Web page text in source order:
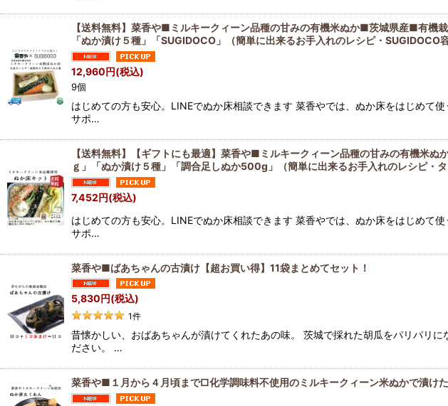
【送料無料】菜香や■ミルキークィーン品種の甘みの有機米ぬか■茨城県産■有
「ぬか漬け５種」「SUGIDOCO」（簡単に出来るお手入れのレシピ・SUGIDOCO容
12,960円(税込)
9個
はじめての方も安心。LINEでぬか床相談できます 菜香やでは、ぬか床をはじめて
サポ…
【送料無料】【ギフトにも最適】菜香や■ミルキークィーン品種の甘みの有機
ｇ」「ぬか漬け５種」「調合足しぬか500g」（簡単に出来るお手入れのレシピ・タ
7,452円(税込)
はじめての方も安心。LINEでぬか床相談できます 菜香やでは、ぬか床をはじめて
サポ…
菜香や■ばあちゃんの古漬け【超お買い得】11袋まとめてセット！
5,830円(税込)
1件
昔懐かしい、おばあちゃんが漬けてくれたあの味。 茨城で採れた胡瓜をパリパリ
ださい。 …
菜香や■１月から４月頃まで□化学調味料不使用のミルキークィーン米ぬかで漬けた